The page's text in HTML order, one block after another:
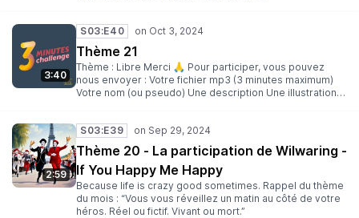
3:40
S03:E40
Thème 21
Thème : Libre Merci 🙏 Pour participer, vous pouvez
nous envoyer : Votre fichier mp3 (3 minutes maximum)
Votre nom (ou pseudo) Une description Une illustration
: 3minutes@lesantipods.studio Date limite : 31 Octobre
Rejoignez-nous : Sur Discord Sur Twitter Sur Mastodon
Sur Bluesky Sur Twitch Des bisous ! Clegot, Yop et Dan
2:59
S03:E39
Thème 20 - La participation de Wilwaring -
If You Happy Me Happy
Because life is crazy good sometimes. Rappel du thème
du mois : “Vous vous réveillez un matin au côté de votre
héros. Réel ou fictif. Vivant ou mort.”